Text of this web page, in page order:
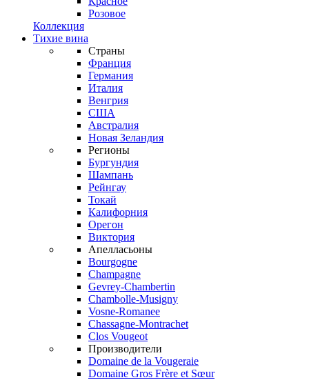
Розовое
Коллекция
Тихие вина
Страны
Франция
Германия
Италия
Венгрия
США
Австралия
Новая Зеландия
Регионы
Бургундия
Шампань
Рейнгау
Токай
Калифорния
Орегон
Виктория
Апелласьоны
Bourgogne
Champagne
Gevrey-Chambertin
Chambolle-Musigny
Vosne-Romanee
Chassagne-Montrachet
Clos Vougeot
Производители
Domaine de la Vougeraie
Domaine Gros Frère et Sœur